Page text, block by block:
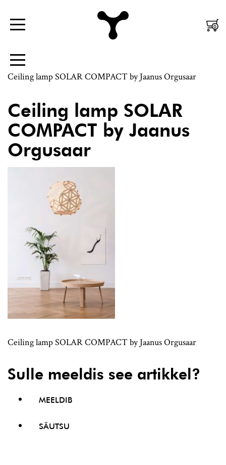
Jaanus
Mobiili
Menüü 0
Külgpaani
navigatsioon
Menüü
Ceiling lamp SOLAR COMPACT by Jaanus Orgusaar
Ceiling lamp SOLAR
COMPACT by Jaanus
Orgusaar
Ceiling lamp SOLAR COMPACT by Jaanus Orgusaar
Sulle meeldis see artikkel?
MEELDIB
SÄUTSU